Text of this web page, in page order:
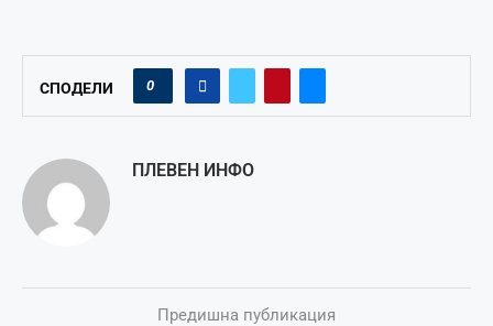
СПОДЕЛИ 0
ПЛЕВЕН ИНФО
Предишна публикация